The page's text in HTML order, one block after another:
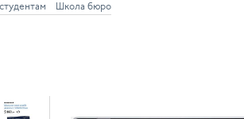
студентам Школа бюро